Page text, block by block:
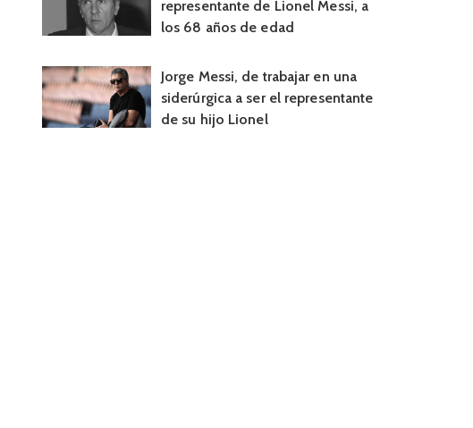
representante de Lionel Messi, a
los 68 años de edad
Jorge Messi, de trabajar en una
siderúrgica a ser el representante
de su hijo Lionel